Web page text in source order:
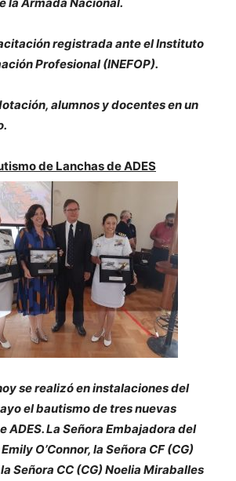
registrada ante el Instituto
Profesional (INEFOP).
alumnos y docentes en un
de Lanchas de ADES
se realizó en instalaciones del
el bautismo de tres nuevas
ADES. La Señora Embajadora del
O’Connor, la Señora CF (CG)
Señora CC (CG) Noelia Miraballes